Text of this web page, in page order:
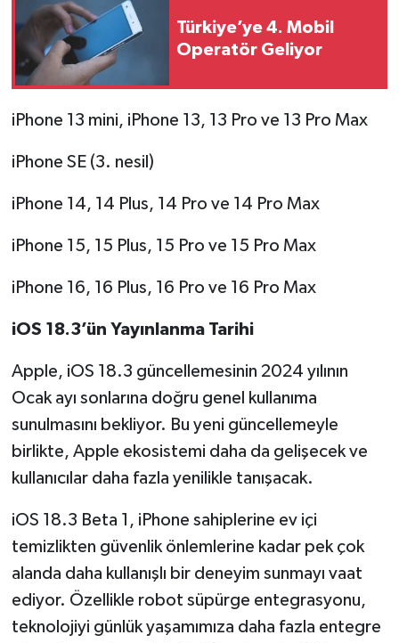
Türkiye’ye 4. Mobil
Operatör Geliyor
iPhone 13 mini, iPhone 13, 13 Pro ve 13 Pro Max
iPhone SE (3. nesil)
iPhone 14, 14 Plus, 14 Pro ve 14 Pro Max
iPhone 15, 15 Plus, 15 Pro ve 15 Pro Max
iPhone 16, 16 Plus, 16 Pro ve 16 Pro Max
iOS 18.3’ün Yayınlanma Tarihi
Apple, iOS 18.3 güncellemesinin 2024 yılının
Ocak ayı sonlarına doğru genel kullanıma
sunulmasını bekliyor. Bu yeni güncellemeyle
birlikte, Apple ekosistemi daha da gelişecek ve
kullanıcılar daha fazla yenilikle tanışacak.
iOS 18.3 Beta 1, iPhone sahiplerine ev içi
temizlikten güvenlik önlemlerine kadar pek çok
alanda daha kullanışlı bir deneyim sunmayı vaat
ediyor. Özellikle robot süpürge entegrasyonu,
teknolojiyi günlük yaşamımıza daha fazla entegre